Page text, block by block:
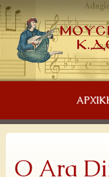
Ο Ara